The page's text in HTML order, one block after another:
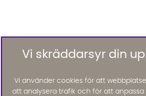
Vi skräddarsyr din
Vi använder cookies för att
att analysera trafik och för att